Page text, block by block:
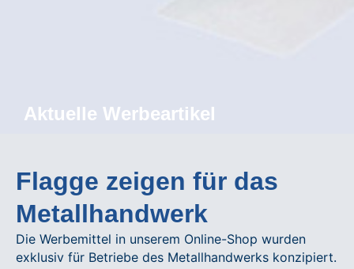
Aktuelle Werbeartikel
Flagge zeigen für das
Metallhandwerk
Die Werbemittel in unserem Online-Shop wurden
exklusiv für Betriebe des Metallhandwerks konzipiert.